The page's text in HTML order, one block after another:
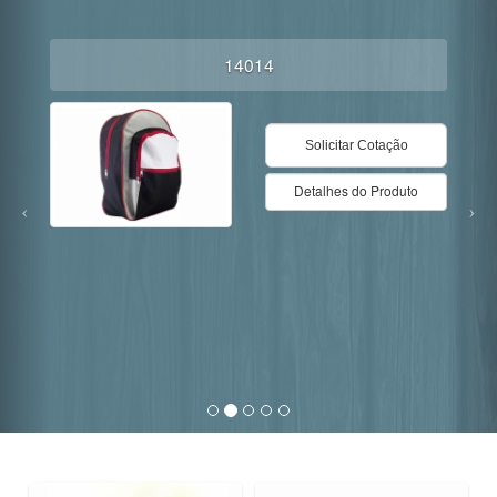
14014
Detalhes do Produto